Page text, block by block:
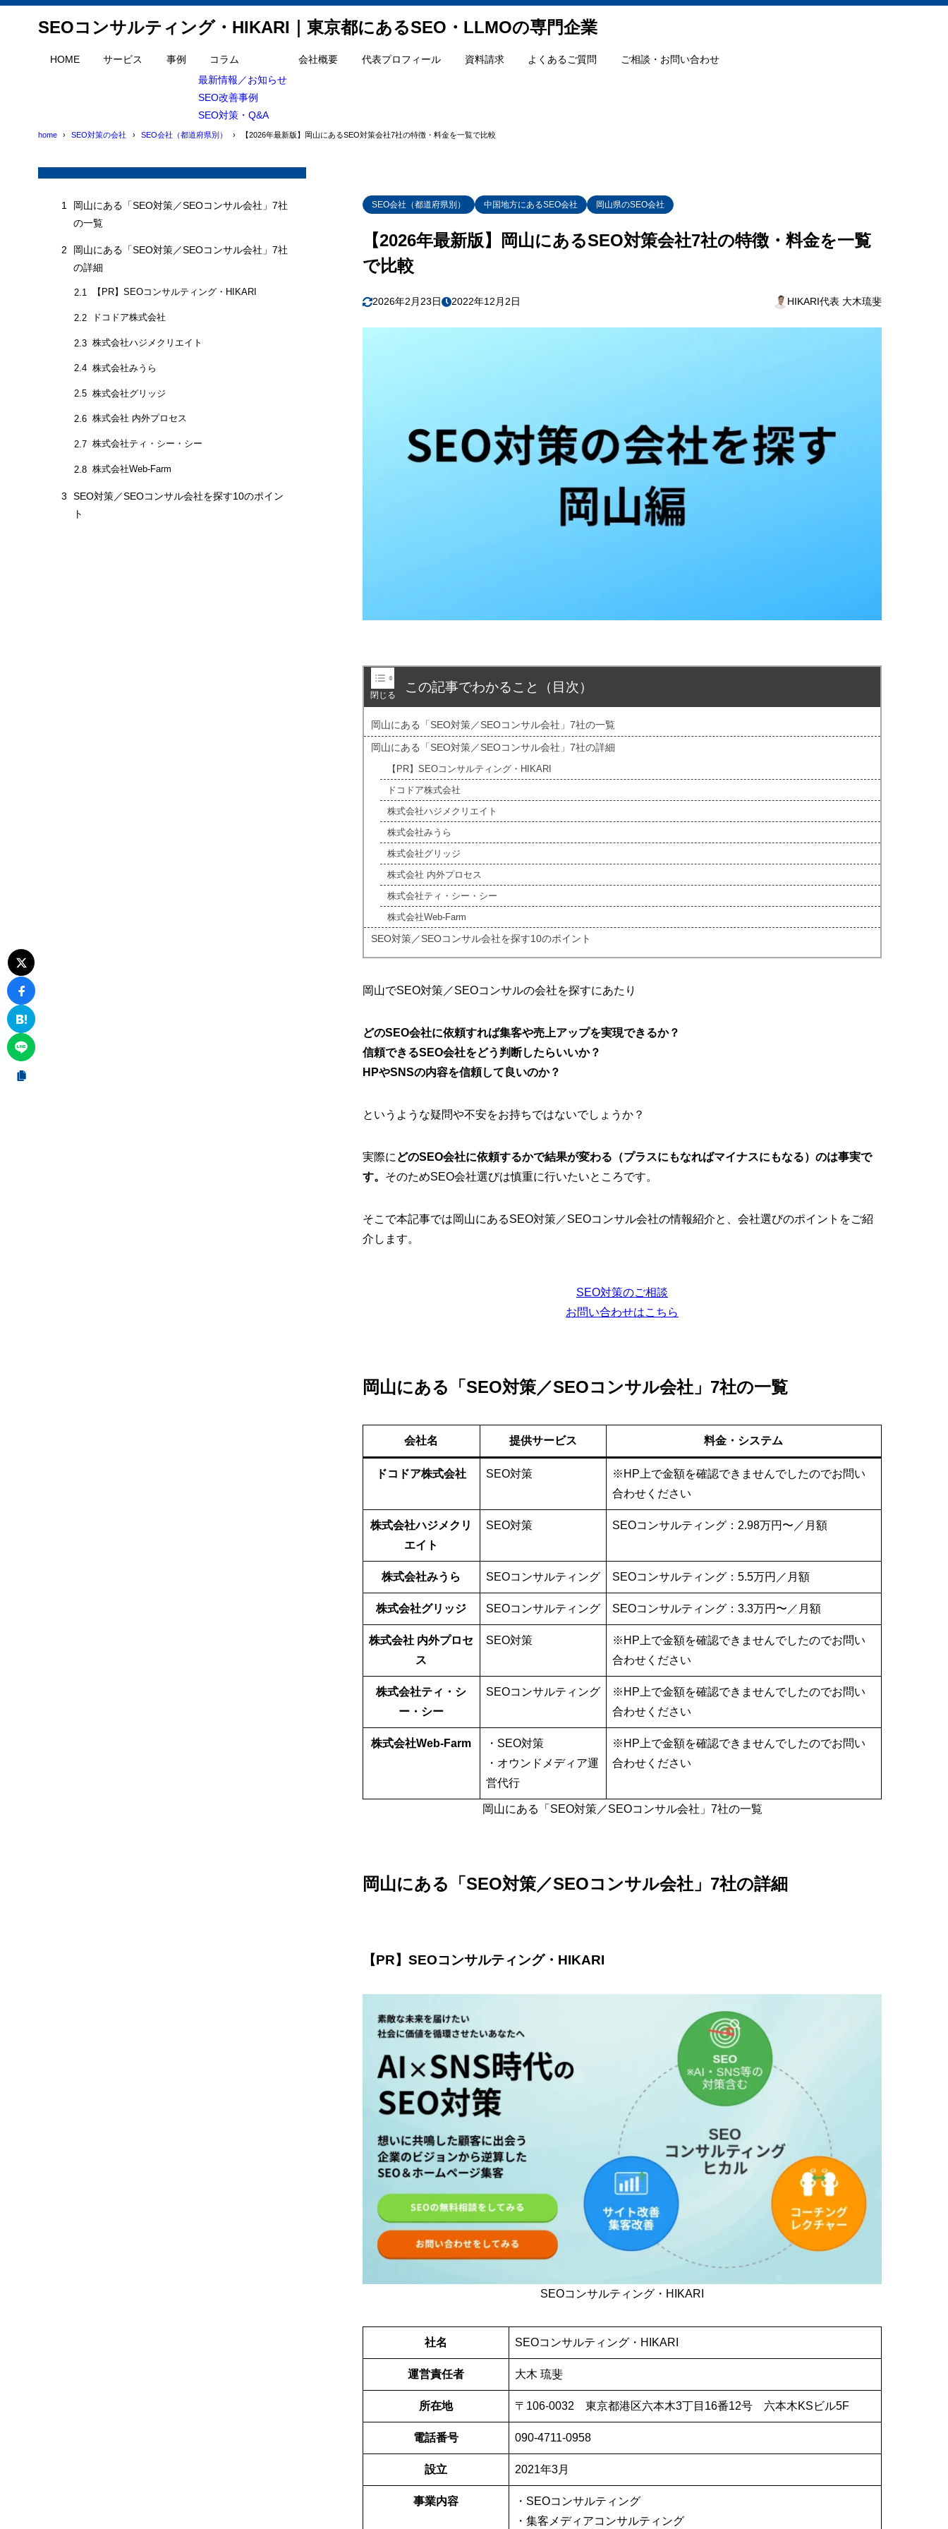
SEOコンサルティング・HIKARI｜東京都にあるSEO・LLMOの専門企業
HOME サービス 事例
コラム
最新情報／お知らせ
SEO改善事例
SEO対策・Q&A
会社概要 代表プロフィール 資料請求 よくあるご質問 ご相談・お問い合わせ
home SEO対策の会社 SEO会社（都道府県別） 【2026年最新版】岡山にあるSEO対策会社7社の特徴・料金を一覧で比較
SEO会社（都道府県別） 中国地方にあるSEO会社 岡山県のSEO会社
【2026年最新版】岡山にあるSEO対策会社7社の特徴・料金を一覧
で比較
2026年2月23日 2022年12月2日 HIKARI代表 大木琉斐
この記事でわかること（目次）
岡山にある「SEO対策／SEOコンサル会社」7社の一覧
岡山にある「SEO対策／SEOコンサル会社」7社の詳細
【PR】SEOコンサルティング・HIKARI
ドコドア株式会社
株式会社ハジメクリエイト
株式会社みうら
株式会社グリッジ
株式会社 内外プロセス
株式会社ティ・シー・シー
株式会社Web-Farm
SEO対策／SEOコンサル会社を探す10のポイント
岡山でSEO対策／SEOコンサルの会社を探すにあたり
どのSEO会社に依頼すれば集客や売上アップを実現できるか？
信頼できるSEO会社をどう判断したらいいか？
HPやSNSの内容を信頼して良いのか？
というような疑問や不安をお持ちではないでしょうか？
実際に どのSEO会社に依頼するかで結果が変わる（プラスにもなればマイナスにもなる）のは事実で
す。 そのためSEO会社選びは慎重に行いたいところです。
そこで本記事では岡山にあるSEO対策／SEOコンサル会社の情報紹介と、会社選びのポイントをご紹
介します。
SEO対策のご相談
お問い合わせはこちら
岡山にある「SEO対策／SEOコンサル会社」7社の一覧
会社名 提供サービス 料金・システム
ドコドア株式会社 SEO対策
※HP上で金額を確認できませんでしたのでお問い
合わせください
株式会社ハジメクリ
エイト
SEO対策 SEOコンサルティング：2.98万円〜／月額
株式会社みうら SEOコンサルティング SEOコンサルティング：5.5万円／月額
株式会社グリッジ SEOコンサルティング SEOコンサルティング：3.3万円〜／月額
株式会社 内外プロセ
ス
SEO対策
※HP上で金額を確認できませんでしたのでお問い
合わせください
株式会社ティ・シ
ー・シー
SEOコンサルティング
※HP上で金額を確認できませんでしたのでお問い
合わせください
株式会社Web-Farm
・SEO対策
・オウンドメディア運
営代行
※HP上で金額を確認できませんでしたのでお問い
合わせください
岡山にある「SEO対策／SEOコンサル会社」7社の一覧
岡山にある「SEO対策／SEOコンサル会社」7社の詳細
【PR】SEOコンサルティング・HIKARI
SEOコンサルティング・HIKARI
社名 SEOコンサルティング・HIKARI
運営責任者 大木 琉斐
所在地 〒106-0032 東京都港区六本木3丁目16番12号 六本木KSビル5F
電話番号 090-4711-0958
設立 2021年3月
事業内容
・SEOコンサルティング
・集客メディアコンサルティング
1
岡山にある「SEO対策／SEOコンサル会社」7社
の一覧
2
岡山にある「SEO対策／SEOコンサル会社」7社
の詳細
2.1 【PR】SEOコンサルティング・HIKARI
2.2 ドコドア株式会社
2.3 株式会社ハジメクリエイト
2.4 株式会社みうら
2.5 株式会社グリッジ
2.6 株式会社 内外プロセス
2.7 株式会社ティ・シー・シー
2.8 株式会社Web-Farm
3
SEO対策／SEOコンサル会社を探す10のポイン
ト
1 岡山にある「SEO対策／SEOコンサル会社」7社の一覧
2.2
2.3 株式会社ハジメクリエイト
2.5 株式会社グリッジ
株式会社ティ・シー・シー